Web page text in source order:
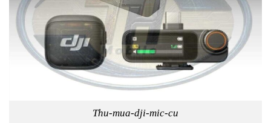
Thu-mua-dji-mic-cu